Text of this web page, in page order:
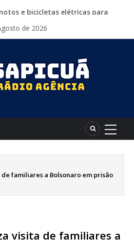
Fazenda Rosa estreia na
do agronegócio
feira
nesta sexta-feira em Cuiabá o
Grosso AgroFestival, com rodeio e
digitais contra menores
e iFood facilitam financiamento
de 2026
familiares a Bolsonaro em prisão
visita de familiares a